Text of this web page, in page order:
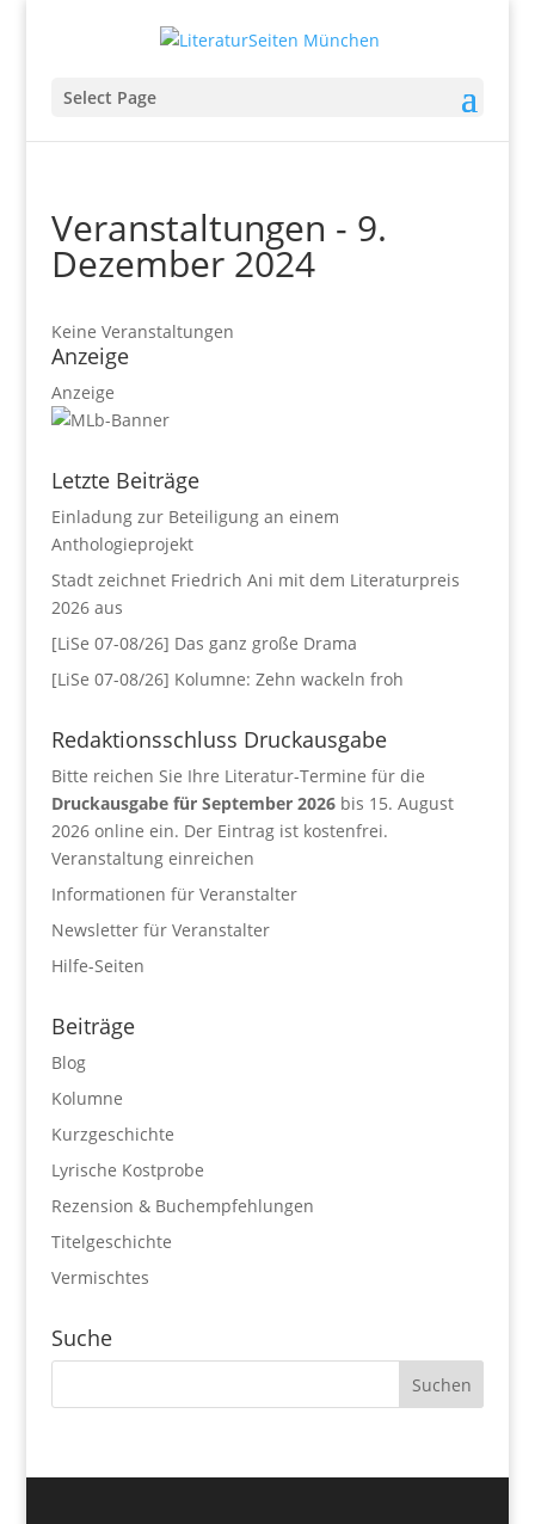
Select Page
Veranstaltungen - 9.
Dezember 2024
Keine Veranstaltungen
Anzeige
Anzeige
Letzte Beiträge
Einladung zur Beteiligung an einem
Anthologieprojekt
Stadt zeichnet Friedrich Ani mit dem Literaturpreis
2026 aus
[LiSe 07-08/26] Das ganz große Drama
[LiSe 07-08/26] Kolumne: Zehn wackeln froh
Redaktionsschluss Druckausgabe
Bitte reichen Sie Ihre Literatur-Termine für die
Druckausgabe für September 2026bis 15. August
2026 online ein. Der Eintrag ist kostenfrei.
Veranstaltung einreichen
Informationen für Veranstalter
Newsletter für Veranstalter
Hilfe-Seiten
Beiträge
Blog
Kolumne
Kurzgeschichte
Lyrische Kostprobe
Rezension & Buchempfehlungen
Titelgeschichte
Vermischtes
Suche